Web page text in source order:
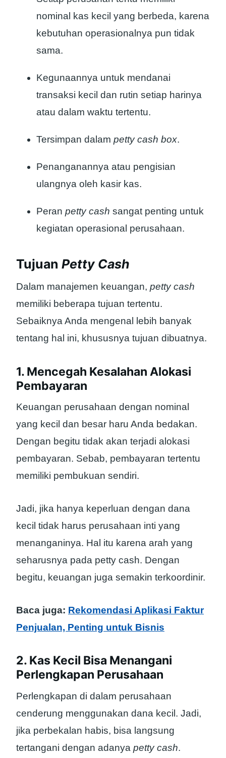
nominal kas kecil yang berbeda, karena
kebutuhan operasionalnya pun tidak
sama.
Kegunaannya untuk mendanai
transaksi kecil dan rutin setiap harinya
atau dalam waktu tertentu.
Tersimpan dalam petty cash box.
Penanganannya atau pengisian
ulangnya oleh kasir kas.
Peran petty cash sangat penting untuk
kegiatan operasional perusahaan.
Tujuan Petty Cash
Dalam manajemen keuangan, petty cash
memiliki beberapa tujuan tertentu.
Sebaiknya Anda mengenal lebih banyak
tentang hal ini, khususnya tujuan dibuatnya.
1. Mencegah Kesalahan Alokasi
Pembayaran
Keuangan perusahaan dengan nominal
yang kecil dan besar haru Anda bedakan.
Dengan begitu tidak akan terjadi alokasi
pembayaran. Sebab, pembayaran tertentu
memiliki pembukuan sendiri.
Jadi, jika hanya keperluan dengan dana
kecil tidak harus perusahaan inti yang
menanganinya. Hal itu karena arah yang
seharusnya pada petty cash. Dengan
begitu, keuangan juga semakin terkoordinir.
Baca juga: Rekomendasi Aplikasi Faktur
Penjualan, Penting untuk Bisnis
2. Kas Kecil Bisa Menangani
Perlengkapan Perusahaan
Perlengkapan di dalam perusahaan
cenderung menggunakan dana kecil. Jadi,
jika perbekalan habis, bisa langsung
tertangani dengan adanya petty cash.